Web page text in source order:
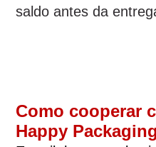
saldo antes da
Como cooperar
Happy